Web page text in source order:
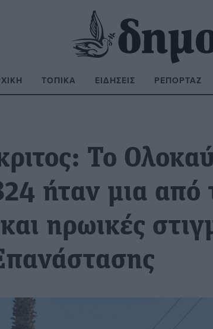
ΤΟΠΙΚΆ ΕΙΔΉΣΕΙΣ ΡΕΠΟΡΤΆΖ
Το
ήταν μια από
ηρωικές